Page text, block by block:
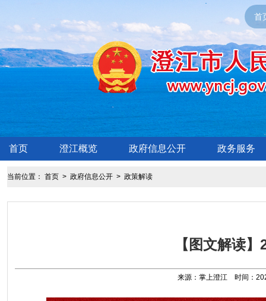
首
首页 澄江概览 政府信息公开 政务服务
当前位置： 首页> 政府信息公开> 政策解读
【图文解读
来源：掌上澄江 时间：